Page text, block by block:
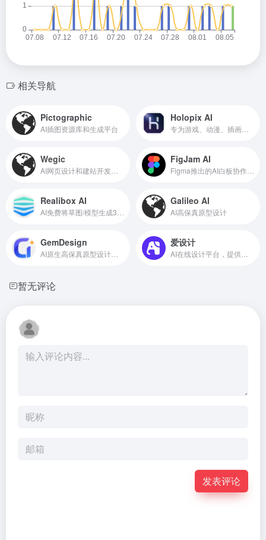
相关导航
Pictographic
AI插图资源库和生成平台
Holopix AI
Wegic FigJam AI
Realibox AI Galileo AI
AI高保真原型设计
GemDesign 爱设计
暂无评论
发表评论